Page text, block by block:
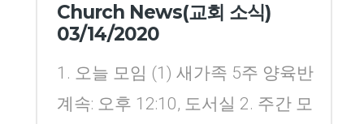
Church News(교회 소식)
03/14/2020
1. 오늘 모임 (1) 새가족 5주 양육반
계속: 오후 12:10, 도서실 2. 주간 모